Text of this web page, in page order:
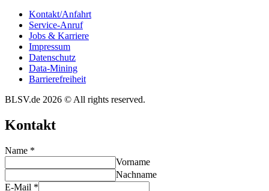
Kontakt/​​Anfahrt
Service-Anruf
Jobs & Karriere
Impres­sum
Daten­schutz
Data-Mining
Barrie­re­frei­heit
BLSV.de 2026 © All rights reserved.
Kontakt
Name *
Vorname
Nachname
E-Mail *